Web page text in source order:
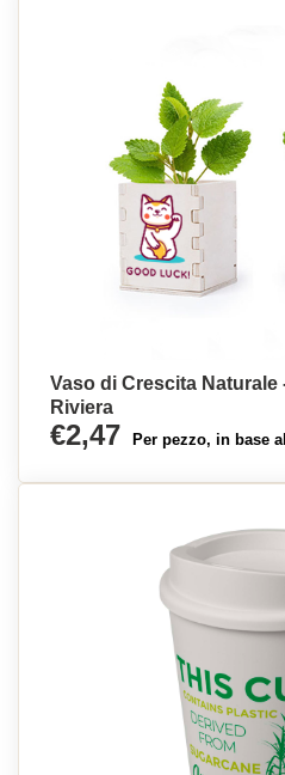
Vaso di Crescita Naturale
Riviera
€2,47 Per pezzo, in base